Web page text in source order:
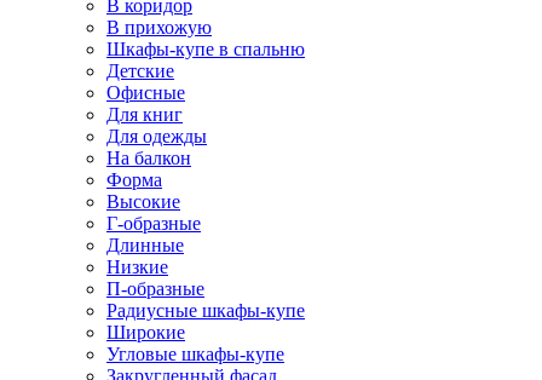
В коридор
В прихожую
Шкафы-купе в спальню
Детские
Офисные
Для книг
Для одежды
На балкон
Форма
Высокие
Г-образные
Длинные
Низкие
П-образные
Радиусные шкафы-купе
Широкие
Угловые шкафы-купе
Закругленный фасад